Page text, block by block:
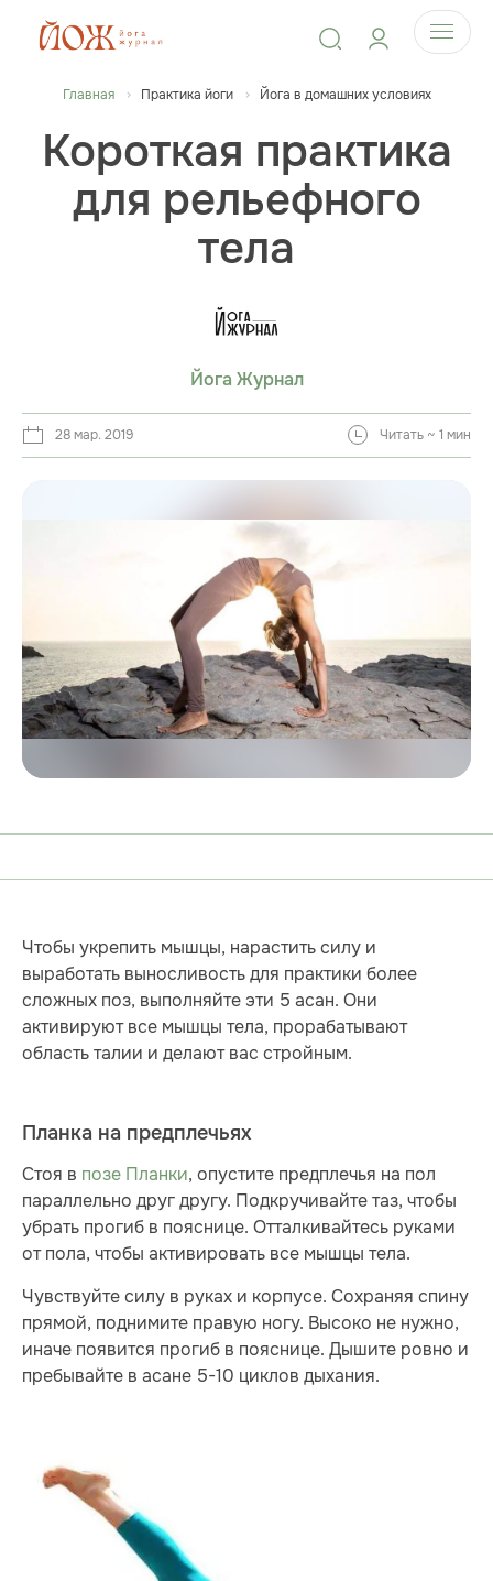
Главная Практика йоги Йога в домашних условиях
Короткая практика
для рельефного
тела
Йога Журнал
28 мар. 2019 Читать ~ 1 мин
Чтобы укрепить мышцы, нарастить силу и
выработать выносливость для практики более
сложных поз, выполняйте эти 5 асан. Они
активируют все мышцы тела, прорабатывают
область талии и делают вас стройным.
Планка на предплечьях
Стоя в позе Планки, опустите предплечья на пол
параллельно друг другу. Подкручивайте таз, чтобы
убрать прогиб в пояснице. Отталкивайтесь руками
от пола, чтобы активировать все мышцы тела.
Чувствуйте силу в руках и корпусе. Сохраняя спину
прямой, поднимите правую ногу. Высоко не нужно,
иначе появится прогиб в пояснице. Дышите ровно и
пребывайте в асане 5-10 циклов дыхания.